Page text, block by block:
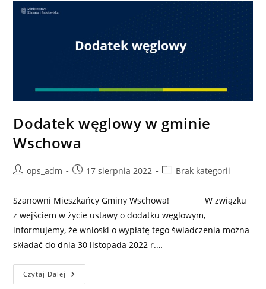
Dodatek węglowy w gminie
Wschowa
Postops_adm
Post17 sierpnia 2022
PostBrak kategorii
Szanowni Mieszkańcy Gminy Wschowa! W związku
z wejściem w życie ustawy o dodatku węglowym,
informujemy, że wnioski o wypłatę tego świadczenia można
składać do dnia 30 listopada 2022 r.…
Czytaj Dalej Dodatek
Węglowy